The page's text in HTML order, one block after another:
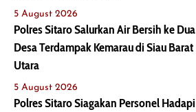
5 August 2026
Polres Sitaro Salurkan Air Bersih ke Dua
Desa Terdampak Kemarau di Siau Barat
Utara
5 August 2026
Polres Sitaro Siagakan Personel Hadapi